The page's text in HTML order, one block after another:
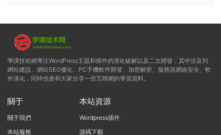
學課技術網專注WordPress主題和插件的漢化破解以及二次開發，其中涉及到
網站建設、網站SEO優化、PC手機軟件開發、加密解密、服務器網絡安全、軟
件漢化，同時也會和大家分享一些互聯網的學習資料。
關于
關于我們
本站服務
本站資源
Wordpress插件
源碼下載